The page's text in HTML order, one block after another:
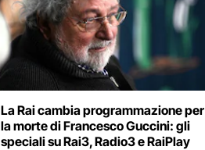
La Rai cambia programmazione per
la morte di Francesco Guccini: gli
speciali su Rai3, Radio3 e RaiPlay